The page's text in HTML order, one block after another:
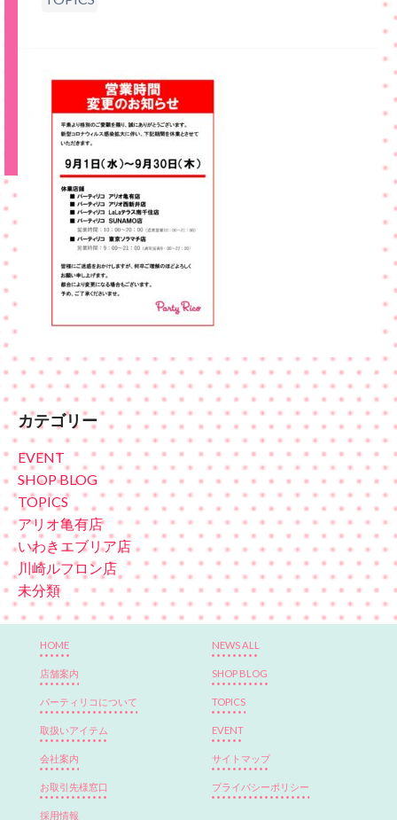
カテゴリー
EVENT
SHOP BLOG
TOPICS
アリオ亀有店
いわきエブリア店
川崎ルフロン店
未分類
HOME
店舗案内
パーティリコについて
取扱いアイテム
会社案内
お取引先様窓口
採用情報
NEWS ALL
SHOP BLOG
TOPICS
EVENT
サイトマップ
プライバシーポリシー